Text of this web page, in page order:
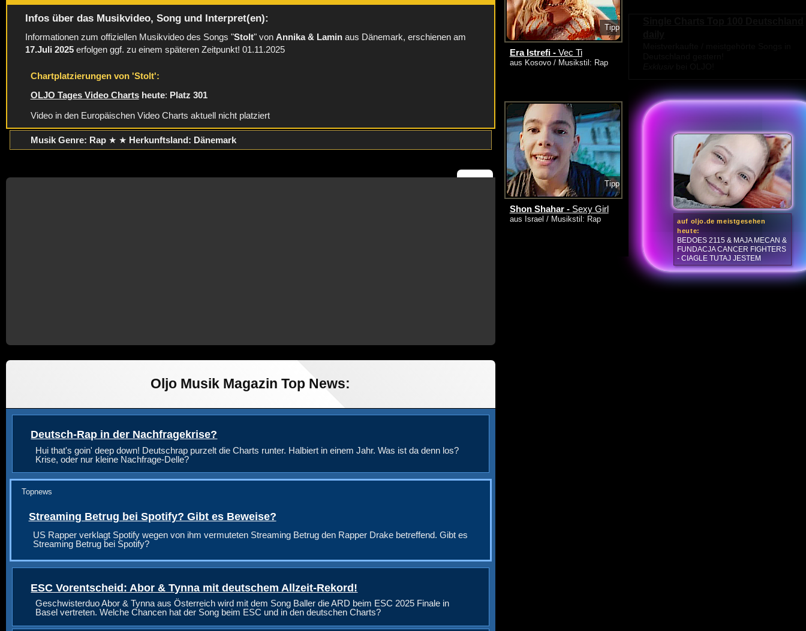
Infos über das Musikvideo, Song und Interpret(en):
Informationen zum offiziellen Musikvideo des Songs "Stolt" vonAnnika & Lamin aus Dänemark, erschienen am
17.Juli 2025 erfolgen ggf. zu einem späteren Zeitpunkt! 01.11.2025
Chartplatzierungen von 'Stolt':
OLJO Tages Video Charts heute: Platz 301
Video in den Europäischen Video Charts aktuell nicht platziert
Musik Genre: Rap★ ★ Herkunftsland: Dänemark
Oljo Musik Magazin Top News:
Deutsch-Rap in der Nachfragekrise?
Hui that's goin' deep down! Deutschrap purzelt die Charts runter. Halbiert in einem Jahr. Was ist da denn los?
Krise, oder nur kleine Nachfrage-Delle?
Topnews
Streaming Betrug bei Spotify? Gibt es Beweise?
US Rapper verklagt Spotify wegen von ihm vermuteten Streaming Betrug den Rapper Drake betreffend. Gibt es
Streaming Betrug bei Spotify?
ESC Vorentscheid: Abor & Tynna mit deutschem Allzeit-Rekord!
Geschwisterduo Abor & Tynna aus Österreich wird mit dem Song Baller die ARD beim ESC 2025 Finale in
Basel vertreten. Welche Chancen hat der Song beim ESC und in den deutschen Charts?
auf oljo.de meistgesehen
heute:
BEDOES 2115 & MAJA MECAN &
FUNDACJA CANCER FIGHTERS
- CIAGLE TUTAJ JESTEM
Tipp
Era Istrefi - Vec Ti
aus Kosovo / Musikstil: Rap
Tipp
Shon Shahar - Sexy Girl
aus Israel / Musikstil: Rap